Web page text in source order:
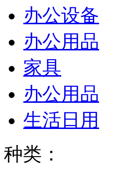
办公设备
办公用品
家具
办公用品
生活日用
种类：